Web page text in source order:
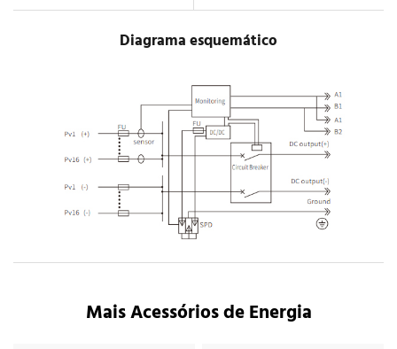
Diagrama esquemático
Mais Acessórios de Energia